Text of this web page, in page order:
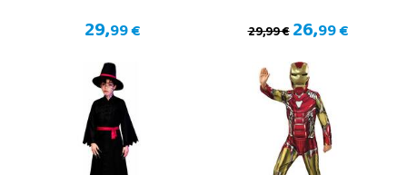
29,99 € 29,99 €26,99 €